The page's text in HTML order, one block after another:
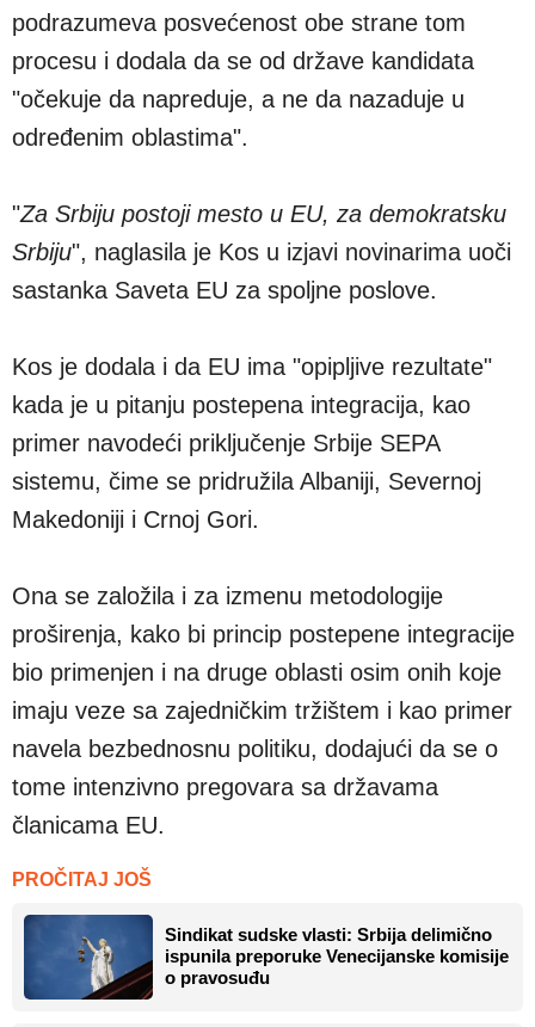
podrazumeva posvećenost obe strane tom
procesu i dodala da se od države kandidata
"očekuje da napreduje, a ne da nazaduje u
određenim oblastima".
"Za Srbiju postoji mesto u EU, za demokratsku
Srbiju", naglasila je Kos u izjavi novinarima uoči
sastanka Saveta EU za spoljne poslove.
Kos je dodala i da EU ima "opipljive rezultate"
kada je u pitanju postepena integracija, kao
primer navodeći priključenje Srbije SEPA
sistemu, čime se pridružila Albaniji, Severnoj
Makedoniji i Crnoj Gori.
Ona se založila i za izmenu metodologije
proširenja, kako bi princip postepene integracije
bio primenjen i na druge oblasti osim onih koje
imaju veze sa zajedničkim tržištem i kao primer
navela bezbednosnu politiku, dodajući da se o
tome intenzivno pregovara sa državama
članicama EU.
PROČITAJ JOŠ
Sindikat sudske vlasti: Srbija delimično
ispunila preporuke Venecijanske komisije
o pravosuđu